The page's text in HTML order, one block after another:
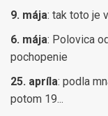
9. mája: tak toto je
6. mája: Polovica
pochopenie
25. apríla: podla
potom 19...